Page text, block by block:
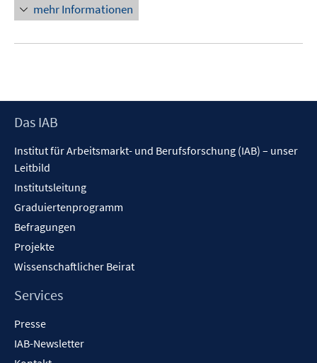
mehr Informationen
Footer
Das IAB
Institut für Arbeitsmarkt- und Berufsforschung (IAB) – unser
Leitbild
Institutsleitung
Graduiertenprogramm
Befragungen
Projekte
Wissenschaftlicher Beirat
Services
Presse
IAB-Newsletter